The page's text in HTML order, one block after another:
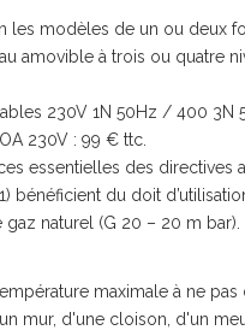
les modèles de un ou deux
amovible à trois ou quatre
230V 1N 50Hz / 400 3N
230V : 99 € ttc.
essentielles des
bénéficient du doit
naturel (G 20 – 20 m bar).
maximale à ne
mur, d'une cloison, d'un